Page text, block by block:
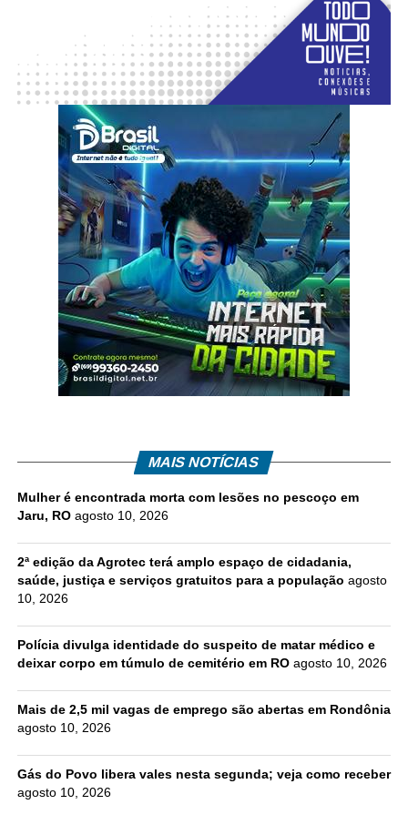
MAIS NOTÍCIAS
Mulher é encontrada morta com lesões no pescoço em
Jaru, RO agosto 10, 2026
2ª edição da Agrotec terá amplo espaço de cidadania,
saúde, justiça e serviços gratuitos para a população agosto
10, 2026
Polícia divulga identidade do suspeito de matar médico e
deixar corpo em túmulo de cemitério em RO agosto 10, 2026
Mais de 2,5 mil vagas de emprego são abertas em Rondônia
agosto 10, 2026
Gás do Povo libera vales nesta segunda; veja como receber
agosto 10, 2026